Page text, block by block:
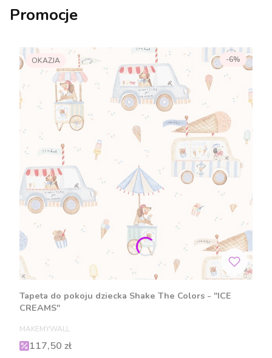
Promocje
OKAZJA
Tapeta do pokoju dziecka Shake The Colors - "ICE
CREAMS"
PRODUCENT
MAKEMYWALL
Cena promocyjna
117,50 zł
-6%